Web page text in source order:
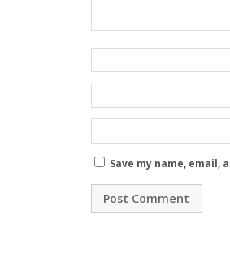
Save my name,